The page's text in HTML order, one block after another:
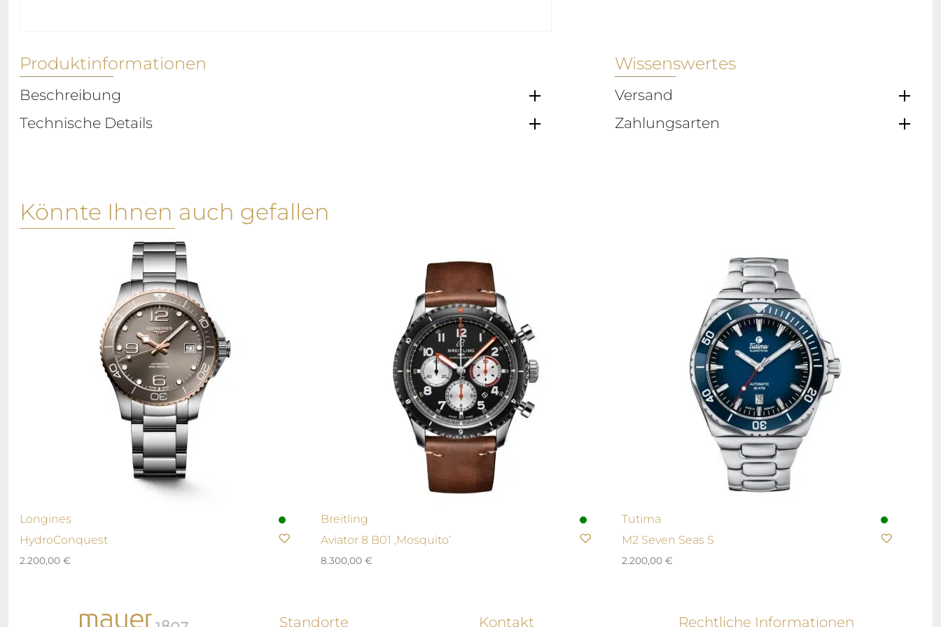
Produktinformationen
Beschreibung
Technische Details
Wissenswertes
Versand
Zahlungsarten
Könnte Ihnen auch gefallen
Longines
HydroConquest
2.200,00 €
Breitling
Aviator 8 B01 ‚Mosquito‘
8.300,00 €
Tutima
M2 Seven Seas S
2.200,00 €
Standorte Kontakt Rechtliche Informationen